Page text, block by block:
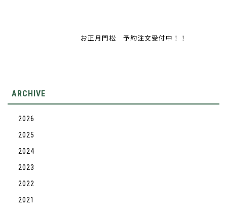
お正月門松 予約注文受付中！！
ARCHIVE
2026
2025
2024
2023
2022
2021